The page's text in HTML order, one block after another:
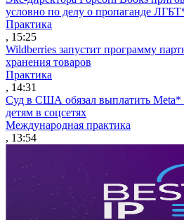
условно по делу о пропаганде
Практика
, 15:25
Wildberries запустит программу
хранения товаров
Практика
, 14:31
Суд в США обязал выплатить Meta*
детям в соцсетях
Международная практика
, 13:54